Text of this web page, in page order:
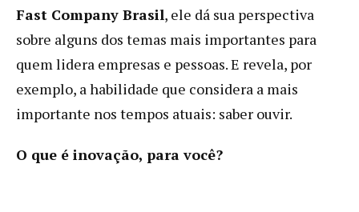
Fast Company Brasil, ele dá sua perspectiva
sobre alguns dos temas mais importantes para
quem lidera empresas e pessoas. E revela, por
exemplo, a habilidade que considera a mais
importante nos tempos atuais: saber ouvir.
O que é inovação, para você?